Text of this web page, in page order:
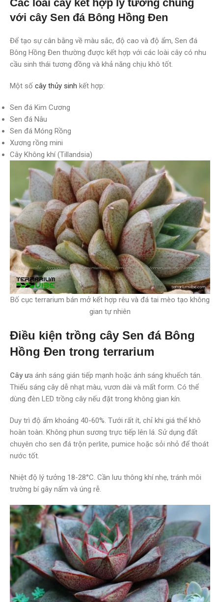
Các loài cây kết hợp lý tưởng chung
với cây Sen đá Bông Hồng Đen
Để tạo sự cân bằng về màu sắc, độ cao và độ ẩm, Sen đá
Bông Hồng Đen thường được kết hợp với các loài cây có nhu
cầu sinh thái tương đồng và khả năng chịu khô tốt.
Một số cây thủy sinh kết hợp:
Sen đá Kim Cương
Sen đá Nâu
Sen đá Móng Rồng
Xương rồng mini
Cây Không khí (Tillandsia)
Bố cục terrarium bán mở kết hợp rêu và đá tai mèo tạo không
gian tự nhiên
Điều kiện trồng cây Sen đá Bông
Hồng Đen trong terrarium
Cây ưa ánh sáng gián tiếp mạnh hoặc ánh sáng khuếch tán.
Thiếu sáng cây dễ nhạt màu, vươn dài và mất form. Có thể
dùng đèn LED trồng cây nếu đặt trong không gian kín.
Duy trì độ ẩm khoảng 40-60%. Tưới rất ít, chỉ khi giá thể khô
hoàn toàn. Không phun sương trực tiếp lên lá. Sử dụng đất
chuyên cho sen đá trộn perlite, pumice hoặc sỏi nhỏ để thoát
nước tốt.
Nhiệt độ lý tưởng 18-28°C. Cần lưu thông khí nhẹ, tránh môi
trường bí gây nấm và úng rễ.